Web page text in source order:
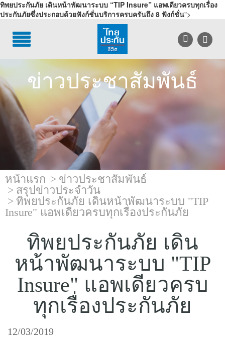
ทิพยประกันภัย เดินหน้าพัฒนาระบบ “TIP Insure” แอพเดียวครบทุกเรื่อง
ประกันภัยซึ่งประกอบด้วยฟังก์ชั่นบริการครบครันถึง 8 ฟังก์ชั่น">
TH EN
บริการลูกค้า
บริการตัวแทน
รู้จักไทยประกันชีวิต
นักลงทุนสัมพันธ์
เพื่อสังคมไทย
ติดต่อไทยประกันชีวิต
บทความ
แบบประกันทั้งหมด
แบบประกันที่เหมาะกับช่วงอายุ
เปรียบเทียบแบบประกัน
เลือกแบบประกันที่เหมาะกับคุณ
TL Learning Center
ข่าวประชาสัมพันธ์
หน้าแรก
ข่าวประชาสัมพันธ์
สรุปข่าวประจำวัน
ทิพยประกันภัย เดินหน้าพัฒนาระบบ "TIP
Insure" แอพเดียวครบทุกเรื่องประกันภัย
ทิพยประกันภัย เดิน
หน้าพัฒนาระบบ "TIP
Insure" แอพเดียวครบ
ทุกเรื่องประกันภัย
12/03/2019